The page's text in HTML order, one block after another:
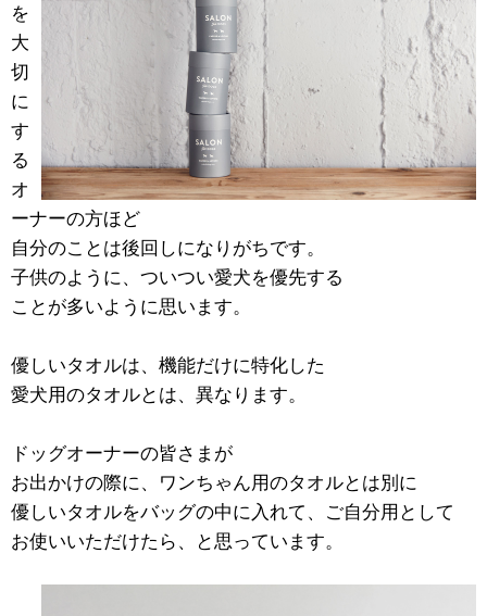
を
大
切
に
す
る
オ
ーナーの方ほど
自分のことは後回しになりがちです。
子供のように、ついつい愛犬を優先する
ことが多いように思います。
優しいタオルは、機能だけに特化した
愛犬用のタオルとは、異なります。
ドッグオーナーの皆さまが
お出かけの際に、ワンちゃん用のタオルとは別に
優しいタオルをバッグの中に入れて、ご自分用として
お使いいただけたら、と思っています。